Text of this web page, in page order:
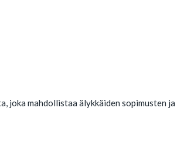
mahdollistaa älykkäiden sopimusten